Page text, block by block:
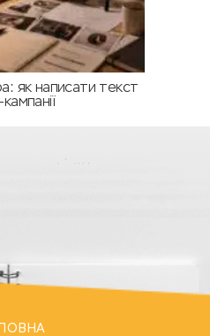
як написати текст